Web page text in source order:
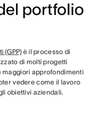
portfolio
(GPP)è il processo di
di molti progetti
maggiori approfondimenti
vedere come il lavoro
obiettivi aziendali.